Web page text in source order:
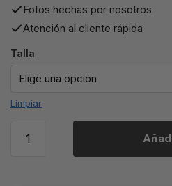
Fotos hechas por nosotros
Atención al cliente rápida
Talla
Limpiar